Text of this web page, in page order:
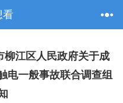
看
柳江区人民政府关于成
电一般事故联合调查组